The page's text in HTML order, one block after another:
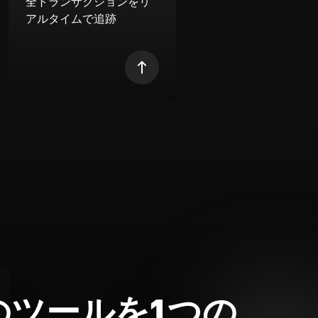
アルタイムで追跡